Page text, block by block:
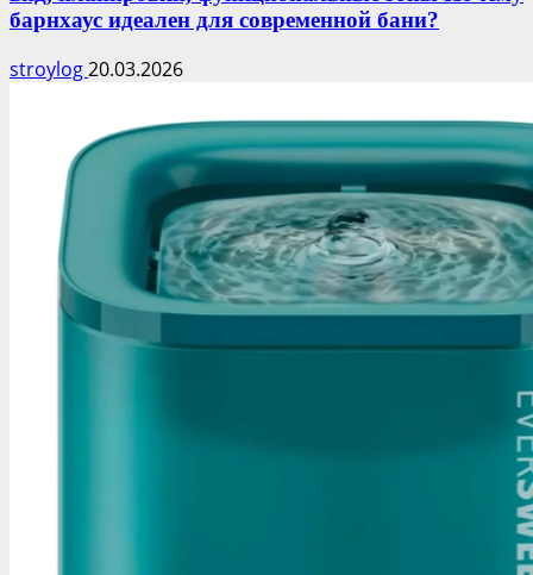
барнхаус идеален для современной бани?
stroylog20.03.2026